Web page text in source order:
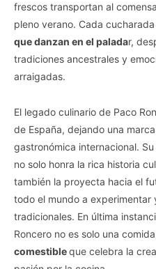
frescos transportan al
pleno verano. Cada
que danzan en el paladar,
tradiciones ancestrales y
arraigadas.
El legado culinario de Paco
de España, dejando una
gastronómica internacional.
no solo honra la rica historia
también la proyecta hacia el
todo el mundo a experimentar
tradicionales. En última
Roncero no es solo una
comestibleque celebra la